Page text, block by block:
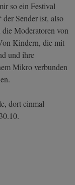
so ein Festival
Sender ist, also
die Moderatoren von
Kindern, die mit
und ihre
Mikro verbunden
dort einmal